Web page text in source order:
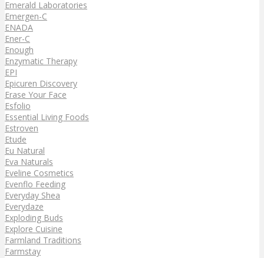
Emerald Laboratories
Emergen-C
ENADA
Ener-C
Enough
Enzymatic Therapy
EPI
Epicuren Discovery
Erase Your Face
Esfolio
Essential Living Foods
Estroven
Etude
Eu Natural
Eva Naturals
Eveline Cosmetics
Evenflo Feeding
Everyday Shea
Everydaze
Exploding Buds
Explore Cuisine
Farmland Traditions
Farmstay